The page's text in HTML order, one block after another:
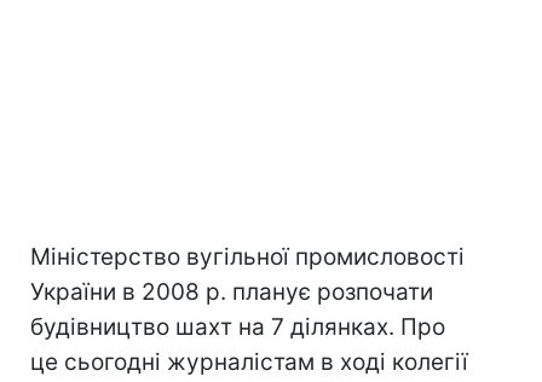
Міністерство вугільної промисловості
України в 2008 р. планує розпочати
будівництво шахт на 7 ділянках. Про
це сьогодні журналістам в ході колегії